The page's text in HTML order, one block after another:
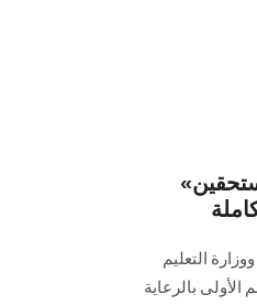
«منحة علماء المستقبل» تمنح الطلاب المتفوقين المستحقين
التعليم
بالرعاية